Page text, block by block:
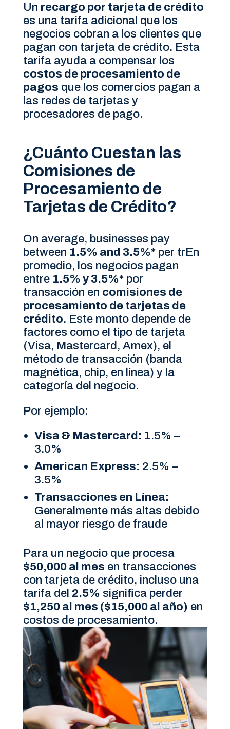
Un recargo por tarjeta de crédito
es una tarifa adicional que los
negocios cobran a los clientes que
pagan con tarjeta de crédito. Esta
tarifa ayuda a compensar los
costos de procesamiento de
pagos que los comercios pagan a
las redes de tarjetas y
procesadores de pago.
¿Cuánto Cuestan las
Comisiones de
Procesamiento de
Tarjetas de Crédito?
On average, businesses pay
between 1.5% and 3.5%*per trEn
promedio, los negocios pagan
entre 1.5% y 3.5%*por
transacción en comisiones de
procesamiento de tarjetas de
crédito. Este monto depende de
factores como el tipo de tarjeta
(Visa, Mastercard, Amex), el
método de transacción (banda
magnética, chip, en línea) y la
categoría del negocio.
Por ejemplo:
Visa & Mastercard: 1.5% –
3.0%
American Express: 2.5% –
3.5%
Transacciones en Línea:
Generalmente más altas debido
al mayor riesgo de fraude
Para un negocio que procesa
$50,000 al mes en transacciones
con tarjeta de crédito, incluso una
tarifa del 2.5% significa perder
$1,250 al mes ($15,000 al año) en
costos de procesamiento.